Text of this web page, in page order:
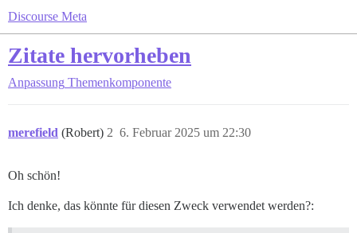
Discourse Meta
Zitate hervorheben
Anpassung Themenkomponente
merefield (Robert) 6. Februar 2025 um 22:30
2
Oh schön!
Ich denke, das könnte für diesen Zweck verwendet werden?: